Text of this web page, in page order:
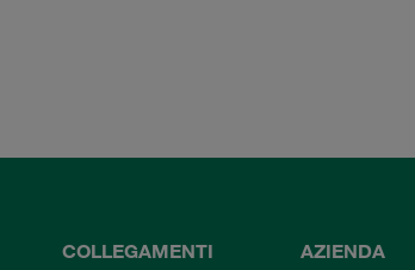
COLLEGAMENTI
AZIENDA